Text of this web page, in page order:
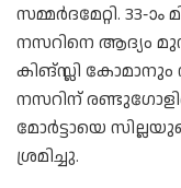
സമ്മർദമേറ്റി. 33-
നസറിനെ ആദ്യം
കിങ്സ്ലി
നസറിന്
മോർട്ടായെ
ശ്രമിച്ചു.